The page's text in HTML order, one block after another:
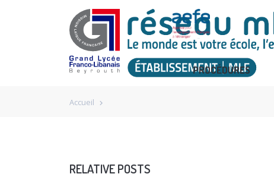
PROCÉDURES
Accueil chevron_right
RELATIVE POSTS